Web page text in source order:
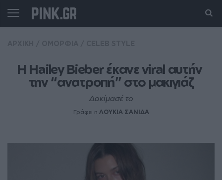
Η Hailey Bieber έκανε viral αυτήν
την “ανατροπή” στο μακιγιάζ
Δοκίμασέ το
Γράφει η ΛΟΥΚΙΑ ΣΑΝΙΔΑ